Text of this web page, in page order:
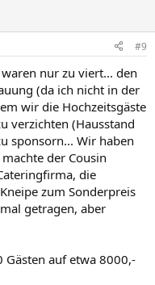
#9
nur zu viert... den
(da ich nicht in der
wir die Hochzeitsgäste
verzichten (Hausstand
sponsorn... Wir haben
der Cousin
die
zum Sonderpreis
getragen, aber
auf etwa 8000,-